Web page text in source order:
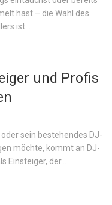
hast – die Wahl des
ist...
und Profis
sein bestehendes DJ-
möchte, kommt an DJ-
Einsteiger, der...